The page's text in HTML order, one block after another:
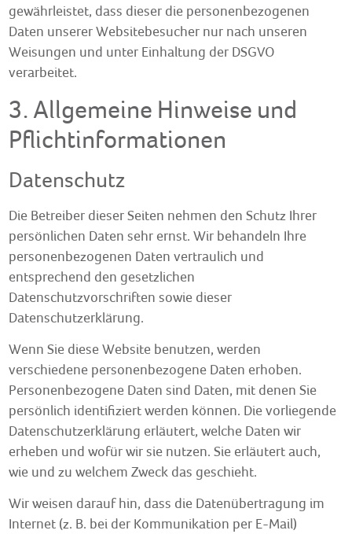
gewährleistet, dass dieser die personenbezogenen
Daten unserer Websitebesucher nur nach unseren
Weisungen und unter Einhaltung der DSGVO
verarbeitet.
3. Allgemeine Hinweise und
Pflicht­informationen
Datenschutz
Die Betreiber dieser Seiten nehmen den Schutz Ihrer
persönlichen Daten sehr ernst. Wir behandeln Ihre
personenbezogenen Daten vertraulich und
entsprechend den gesetzlichen
Datenschutzvorschriften sowie dieser
Datenschutzerklärung.
Wenn Sie diese Website benutzen, werden
verschiedene personenbezogene Daten erhoben.
Personenbezogene Daten sind Daten, mit denen Sie
persönlich identifiziert werden können. Die vorliegende
Datenschutzerklärung erläutert, welche Daten wir
erheben und wofür wir sie nutzen. Sie erläutert auch,
wie und zu welchem Zweck das geschieht.
Wir weisen darauf hin, dass die Datenübertragung im
Internet (z. B. bei der Kommunikation per E-Mail)